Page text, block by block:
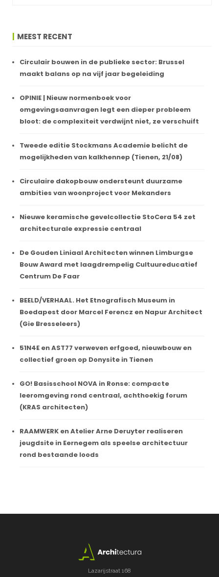
MEEST RECENT
Circulair bouwen in de publieke sector: Brussel
maakt balans op na vijf jaar begeleiding
OPINIE | Nieuw normenboek voor
omgevingsaanvragen legt een dieper probleem
bloot: de complexiteit verdwijnt niet, ze verschuift
Tweede editie Stockmans Academie belicht de
mogelijkheden van kalkhennep (Tienen, 21/08)
Circulaire dakopbouw ondersteunt duurzame
ambities van woonproject voor Mekanders
Nieuwe keramische gevelcollectie StoCera 54 zet
architecturale expressie centraal
De Gouden Liniaal Architecten winnen Limburgse
Bouw Award met laagdrempelig Cultuureducatief
Centrum De Faar
BEELD/VERHAAL. Het Etnografisch Museum in
Boedapest door Marcel Ferencz en Napur Architect
(Gie Bresseleers)
51N4E en AST77 verweven erfgoed, nieuwbouw en
collectief groen op Donysite in Tienen
GO! Basisschool NOVA in Ronse: compacte
leeromgeving rond centraal, achthoekig forum
(KRAS architecten)
RAAMWERK en Atelier Arne Deruyter realiseren
jeugdsite in Eernegem als speelse architectuur
rond bestaande loods
Lazarijstraat 168